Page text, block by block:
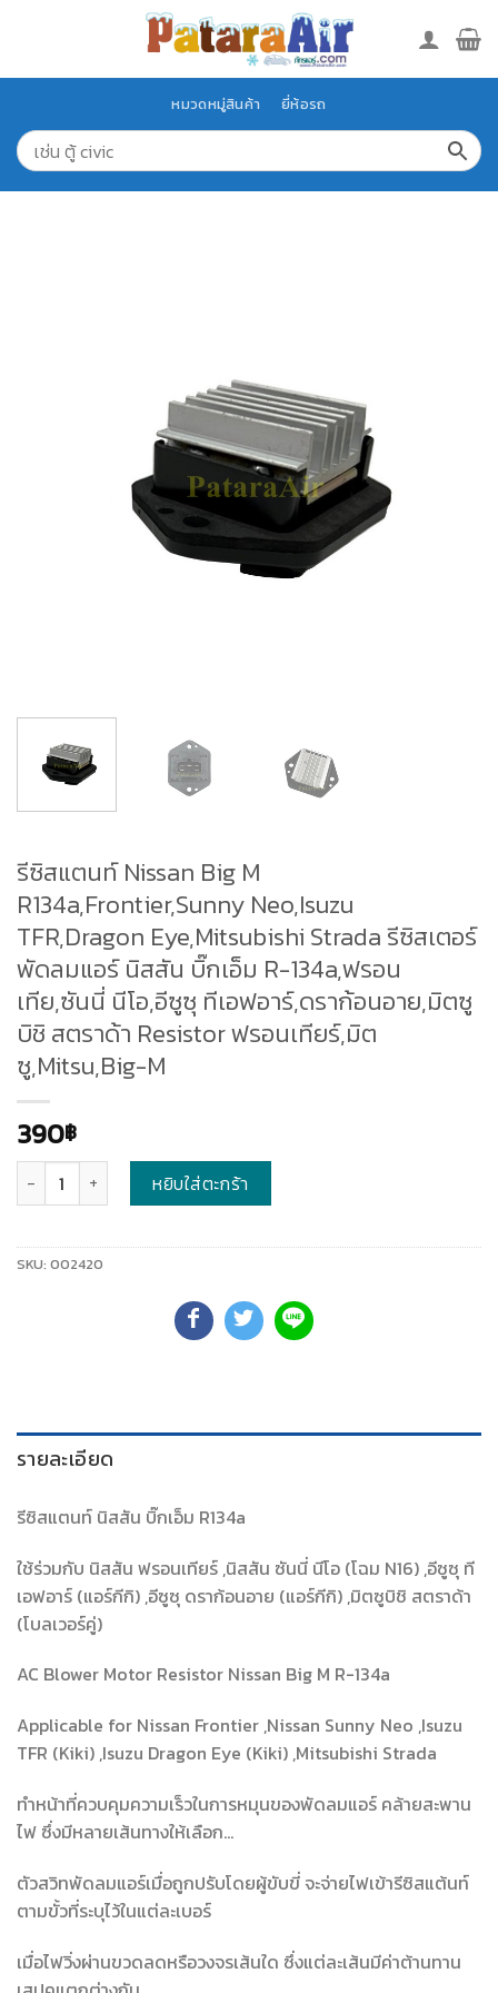
หมวดหมู่สินค้า ยี่ห้อรถ
รีซิสแตนท์ Nissan Big M
R134a,Frontier,Sunny Neo,Isuzu
TFR,Dragon Eye,Mitsubishi Strada รีซิสเตอร์
พัดลมแอร์ นิสสัน บิ๊กเอ็ม R-134a,ฟรอน
เทีย,ซันนี่ นีโอ,อีซูซุ ทีเอฟอาร์,ดราก้อนอาย,มิตซู
บิชิ สตราด้า Resistor ฟรอนเทียร์,มิต
ซู,Mitsu,Big-M
390฿
หยิบใส่ตะกร้า
SKU: 002420
รายละเอียด
รีซิสแตนท์ นิสสัน บิ๊กเอ็ม R134a
ใช้ร่วมกับ นิสสัน ฟรอนเทียร์ ,นิสสัน ซันนี่ นีโอ (โฉม N16) ,อีซูซุ ที
เอฟอาร์ (แอร์กีกิ) ,อีซูซุ ดราก้อนอาย (แอร์กีกิ) ,มิตซูบิชิ สตราด้า
(โบลเวอร์คู่)
AC Blower Motor Resistor Nissan Big M R-134a
Applicable for Nissan Frontier ,Nissan Sunny Neo ,Isuzu
TFR (Kiki) ,Isuzu Dragon Eye (Kiki) ,Mitsubishi Strada
ทำหน้าที่ควบคุมความเร็วในการหมุนของพัดลมแอร์ คล้ายสะพาน
ไฟ ซึ่งมีหลายเส้นทางให้เลือก…
ตัวสวิทพัดลมแอร์เมื่อถูกปรับโดยผู้ขับขี่ จะจ่ายไฟเข้ารีซิสแต้นท์
ตามขั้วที่ระบุไว้ในแต่ละเบอร์
เมื่อไฟวิ่งผ่านขวดลดหรือวงจรเส้นใด ซึ่งแต่ละเส้นมีค่าต้านทาน